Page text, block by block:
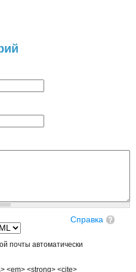
Справка
почты автоматически
<em> <strong> <cite>